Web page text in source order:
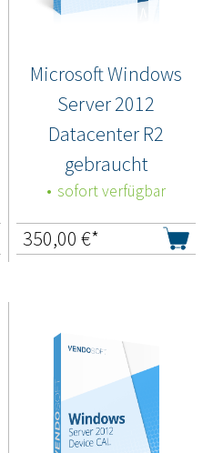
Microsoft Windows
Server 2012
Datacenter R2
gebraucht
sofort verfügbar
350,00 €*